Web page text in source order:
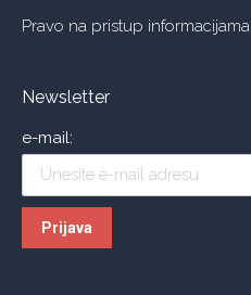
Pravo na pristup informacijama
Newsletter
e-mail: